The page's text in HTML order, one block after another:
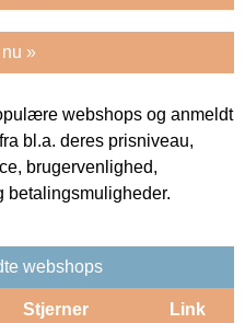
»
webshops og anmeldt
bl.a. deres prisniveau,
brugervenlighed,
betalingsmuligheder.
webshops
Stjerner Link